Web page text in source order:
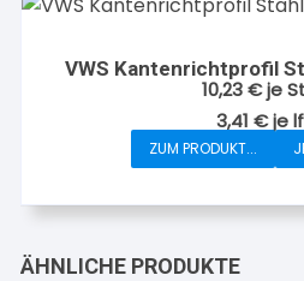
VWS Kantenrichtprofil
10,23€je
3,41 €je
ZUM PRODUKT...
ÄHNLICHE PRODUKTE